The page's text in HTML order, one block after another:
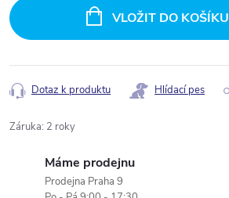
cena:
VLOŽIT DO KOŠÍKU
Dotaz k produktu Hlídací pes
Záruka: 2 roky
Máme prodejnu
Prodejna Praha 9